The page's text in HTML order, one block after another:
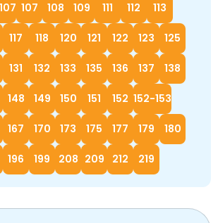
107 108 109 111 112 113
117 118 120 121 122 123 125
131 132 133 135 136 137 138
148 149 150 151 152 152-153
167 170 173 175 177 179 180
196 199 208 209 212 219